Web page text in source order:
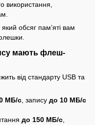
використання,
обсяг пам’яті вам
мають флеш-
від стандарту USB та
МБ/с , запису до 10 МБ/с
до 150 МБ/с